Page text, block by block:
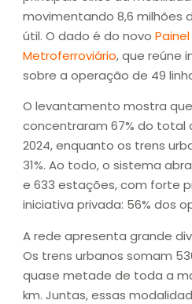
movimentando 8,6 milhões
útil. O dado é do novo
Metroferroviário, que reúne
sobre a operação de 49
O levantamento mostra
concentraram 67% do total
2024, enquanto os trens
31%. Ao todo, o sistema
e 633 estações, com forte
iniciativa privada: 56% dos
A rede apresenta grande
Os trens urbanos somam
quase metade de toda a
km. Juntas, essas